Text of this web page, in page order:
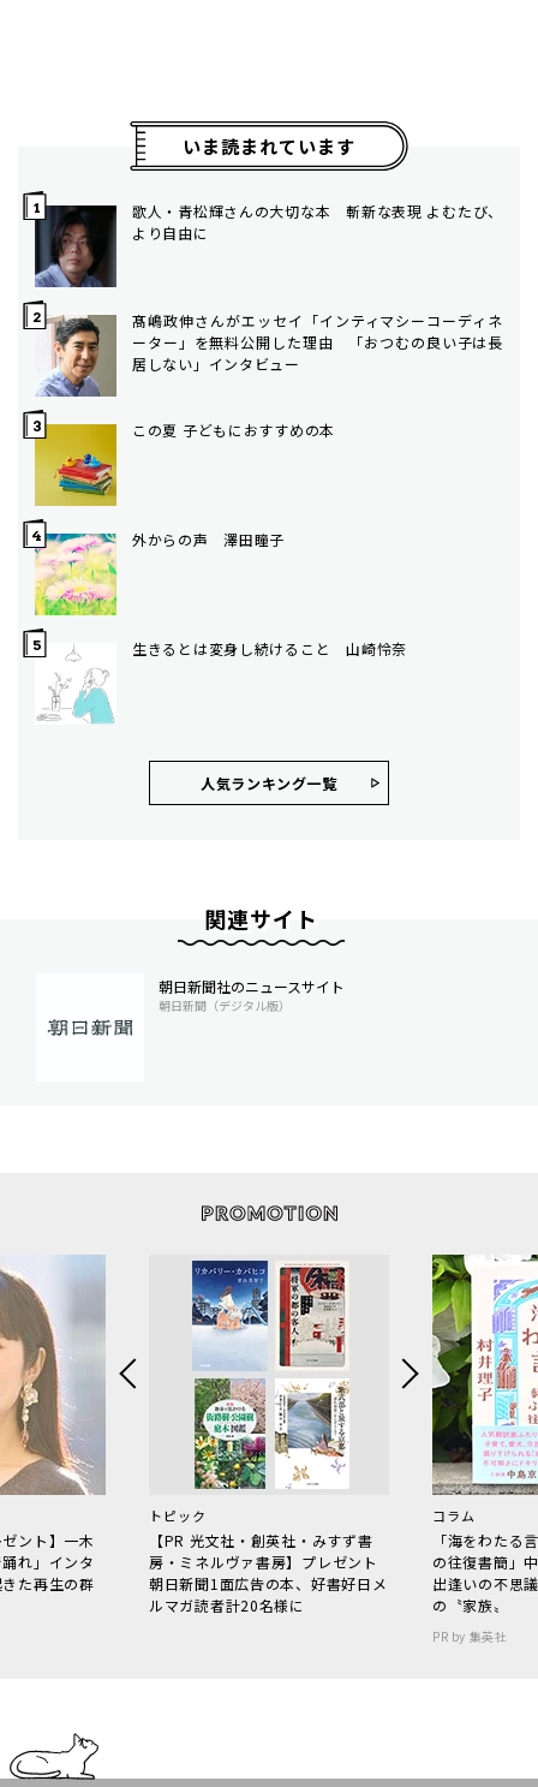
いま読まれています
歌人・青松輝さんの大切な本 斬新な表現 よむたび、
より自由に
髙嶋政伸さんがエッセイ「インティマシーコーディネ
ーター」を無料公開した理由 「おつむの良い子は長
居しない」インタビュー
この夏 子どもにおすすめの本
外からの声 澤田瞳子
生きるとは変身し続けること 山崎怜奈
人気ランキング⼀覧
関連サイト
朝日新聞社のニュースサイト
朝日新聞（デジタル版）
ント】一木
れ」インタ
た再生の群
トピック
【PR 光文社・創英社・みすず書
房・ミネルヴァ書房】プレゼント
朝日新聞1面広告の本、好書好日メ
ルマガ読者計20名様に
コラム
「海をわた
の往復書簡」
出逢いの不思
の〝家族〟
PR by 集英社